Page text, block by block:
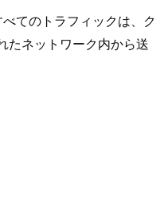
てのトラフィックは、ク
たネットワーク内から送